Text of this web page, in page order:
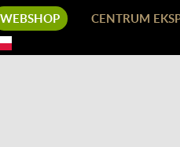
WEBSHOP CENTRUM